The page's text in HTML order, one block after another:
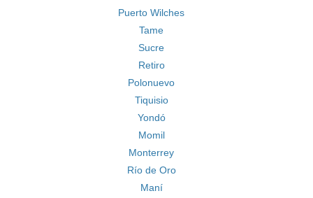
Puerto Wilches
Tame
Sucre
Retiro
Polonuevo
Tiquisio
Yondó
Momil
Monterrey
Río de Oro
Maní